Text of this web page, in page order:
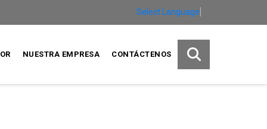
Select Language
NUESTRA EMPRESA CONTÁCTENOS